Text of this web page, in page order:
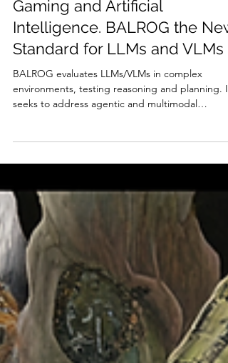
Andrea Viliotti
30 nov 2024
Tempo di lettura: 9 min
Artificial Intelligence
Gaming and Artificial
Standard for LLMs and VLMs
BALROG evaluates LLMs/VLMs in complex
seeks to address agentic and multimodal
limitations.